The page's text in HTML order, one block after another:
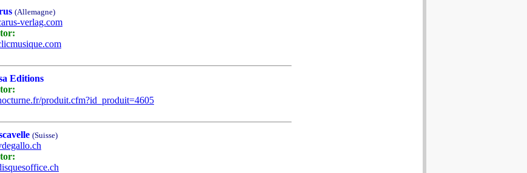
(Allemagne)
verlag.com
Editions
produit.cfm?id_produit=4605
(Suisse)